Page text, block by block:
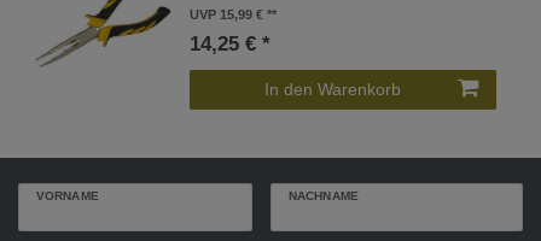
UVP 15,99 €
14,25 € *
In den Warenkorb
VORNAME NACHNAME